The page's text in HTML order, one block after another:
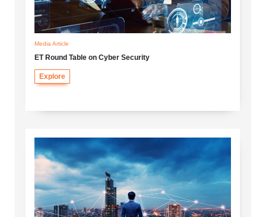
Media Article
ET Round Table on Cyber Security
Explore